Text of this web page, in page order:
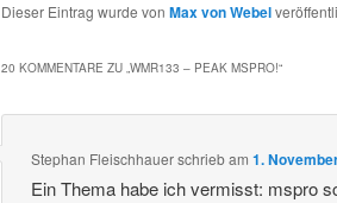
Dieser Eintrag wurde von Max von Webel
20 KOMMENTARE ZU „ WMR133 – PEAK MSPRO!“
Stephan Fleischhauerschriebam1.
Ein Thema habe ich vermisst: mspro